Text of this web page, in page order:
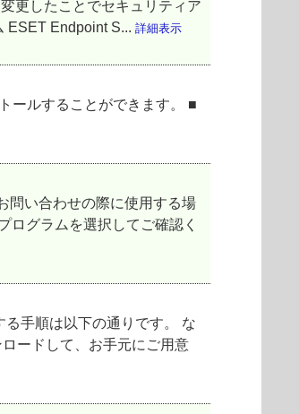
更したことでセキュリティア
ESET Endpoint S... 詳細表示
ールすることができます。 ■
問い合わせの際に使用する場
ログラムを選択してご確認く
手順は以下の通りです。 な
ードして、お手元にご用意